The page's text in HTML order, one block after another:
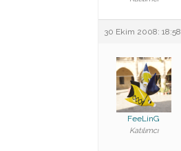
30 Ekim 2008: 18:58
FeeLinG
Katılımcı